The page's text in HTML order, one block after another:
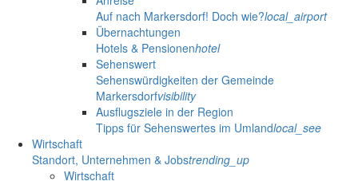
Auf nach Markersdorf! Doch wie?local_airport
Übernachtungen
Hotels & Pensionenhotel
Sehenswert
Sehenswürdigkeiten der Gemeinde
Markersdorfvisibility
Ausflugsziele in der Region
Tipps für Sehenswertes im Umlandlocal_see
Wirtschaft
Standort, Unternehmen & Jobstrending_up
Wirtschaft